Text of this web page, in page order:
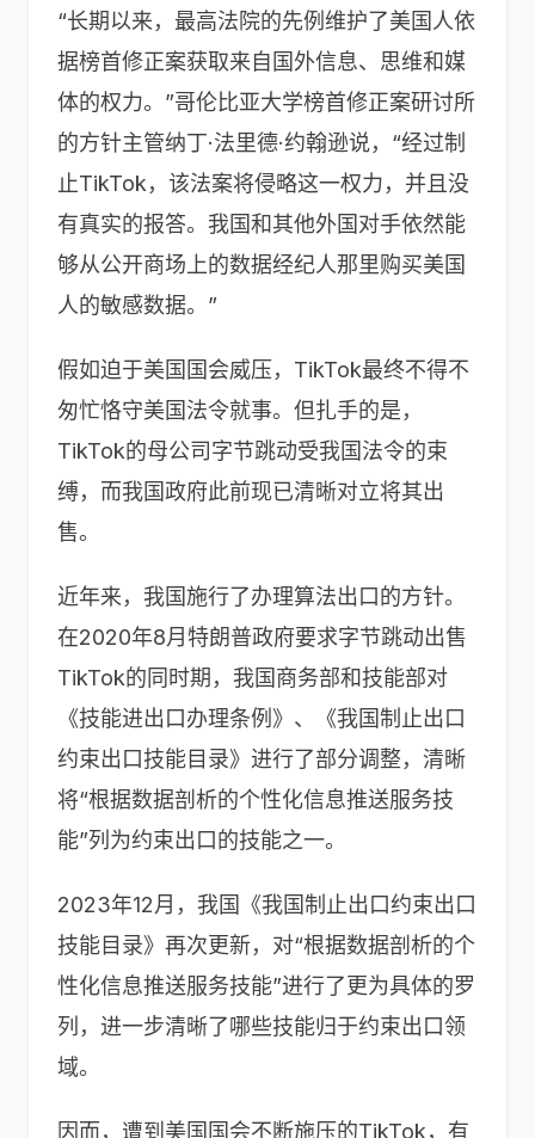
“长期以来，最高法院的先例维护了美国人依
据榜首修正案获取来自国外信息、思维和媒
体的权力。”哥伦比亚大学榜首修正案研讨所
的方针主管纳丁·法里德·约翰逊说，“经过制
止TikTok，该法案将侵略这一权力，并且没
有真实的报答。我国和其他外国对手依然能
够从公开商场上的数据经纪人那里购买美国
人的敏感数据。”
假如迫于美国国会威压，TikTok最终不得不
匆忙恪守美国法令就事。但扎手的是，
TikTok的母公司字节跳动受我国法令的束
缚，而我国政府此前现已清晰对立将其出
售。
近年来，我国施行了办理算法出口的方针。
在2020年8月特朗普政府要求字节跳动出售
TikTok的同时期，我国商务部和技能部对
《技能进出口办理条例》、《我国制止出口
约束出口技能目录》进行了部分调整，清晰
将“根据数据剖析的个性化信息推送服务技
能”列为约束出口的技能之一。
2023年12月，我国《我国制止出口约束出口
技能目录》再次更新，对“根据数据剖析的个
性化信息推送服务技能”进行了更为具体的罗
列，进一步清晰了哪些技能归于约束出口领
域。
因而，遭到美国国会不断施压的TikTok，有